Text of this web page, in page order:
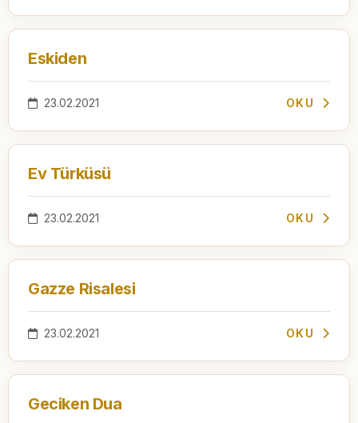
Eskiden
23.02.2021 OKU
Ev Türküsü
23.02.2021 OKU
Gazze Risalesi
23.02.2021 OKU
Geciken Dua